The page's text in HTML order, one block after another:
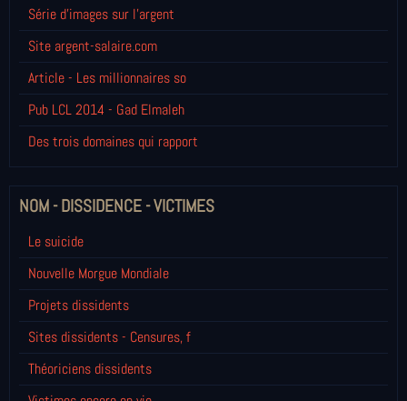
Série d'images sur l'argent
Site argent-salaire.com
Article - Les millionnaires so
Pub LCL 2014 - Gad Elmaleh
Des trois domaines qui rapport
NOM - DISSIDENCE - VICTIMES
Le suicide
Nouvelle Morgue Mondiale
Projets dissidents
Sites dissidents - Censures, f
Théoriciens dissidents